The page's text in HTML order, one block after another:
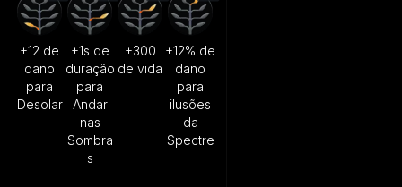
+12 de
dano
para
Desolar
+1s de
duração
para
Andar
nas
Sombra
s
+300
de vida
+12% de
dano
para
ilusões
da
Spectre